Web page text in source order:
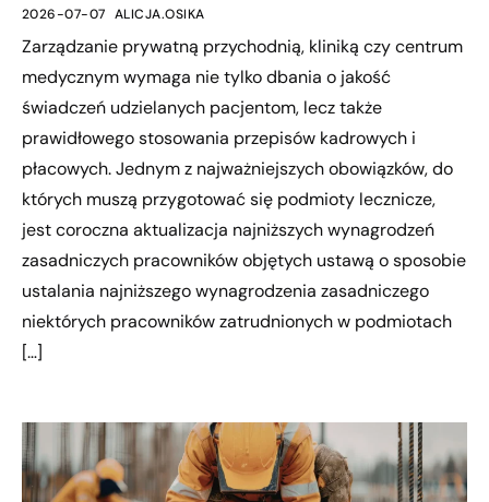
2026-07-07 ALICJA.OSIKA
Zarządzanie prywatną przychodnią, kliniką czy centrum
medycznym wymaga nie tylko dbania o jakość
świadczeń udzielanych pacjentom, lecz także
prawidłowego stosowania przepisów kadrowych i
płacowych. Jednym z najważniejszych obowiązków, do
których muszą przygotować się podmioty lecznicze,
jest coroczna aktualizacja najniższych wynagrodzeń
zasadniczych pracowników objętych ustawą o sposobie
ustalania najniższego wynagrodzenia zasadniczego
niektórych pracowników zatrudnionych w podmiotach
[…]